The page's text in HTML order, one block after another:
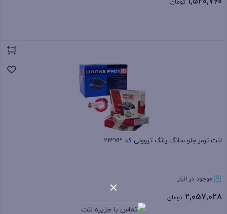
تومان
لنت ترمز جلو سانگ یانگ تیوولی کد 21373
موجود در انبار
2,057,028 تومان